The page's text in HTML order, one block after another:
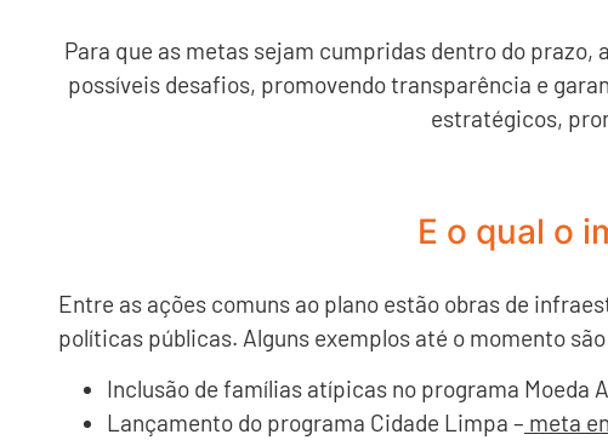
Para que as metas sejam cumpridas dentro do
possíveis desafios, promovendo transparência e
estratégicos,
E o qual o
Entre as ações comuns ao plano estão obras de
políticas públicas. Alguns exemplos até o momento
Inclusão de famílias atípicas no programa Moeda
Lançamento do programa Cidade Limpa – meta